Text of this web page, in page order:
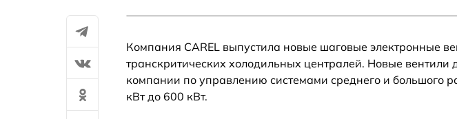
Компания CAREL выпустила новые шаговые электронные
транскритических холодильных централей. Новые
компании по управлению системами среднего и большого
кВт до 600 кВт.